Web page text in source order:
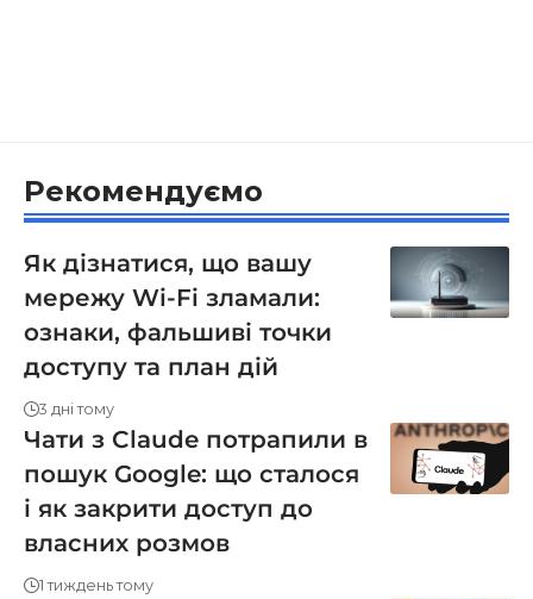
Рекомендуємо
Як дізнатися, що вашу
мережу Wi-Fi зламали:
ознаки, фальшиві точки
доступу та план дій
3 дні тому
Чати з Claude потрапили в
пошук Google: що сталося
і як закрити доступ до
власних розмов
1 тиждень тому